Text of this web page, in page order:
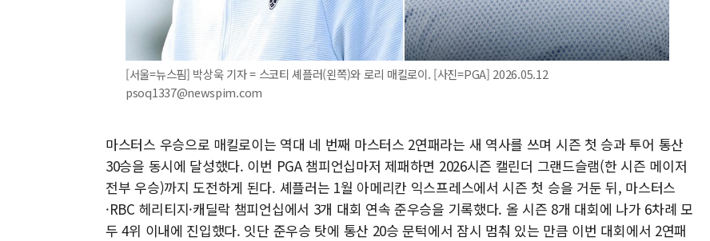
[서울=뉴스핌] 박상욱 기자 = 스코티 셰플러(왼쪽)와 로리 매킬로이. [사진=PGA] 2026.05.12
psoq1337@newspim.com
마스터스 우승으로 매킬로이는 역대 네 번째 마스터스 2연패라는 새 역사를 쓰며 시즌 첫 승과 투어 통산
30승을 동시에 달성했다. 이번 PGA 챔피언십마저 제패하면 2026시즌 캘린더 그랜드슬램(한 시즌 메이저
전부 우승)까지 도전하게 된다. 셰플러는 1월 아메리칸 익스프레스에서 시즌 첫 승을 거둔 뒤, 마스터스
·RBC 헤리티지·캐딜락 챔피언십에서 3개 대회 연속 준우승을 기록했다. 올 시즌 8개 대회에 나가 6차례 모
두 4위 이내에 진입했다. 잇단 준우승 탓에 통산 20승 문턱에서 잠시 멈춰 있는 만큼 이번 대회에서 2연패